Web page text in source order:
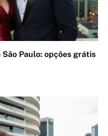
São Paulo: opções grátis